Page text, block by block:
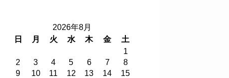
2026年8月
日
月 火 水 木 金
土
1
2
3 4 5 6 7
8
9
10 11 12 13 14
15